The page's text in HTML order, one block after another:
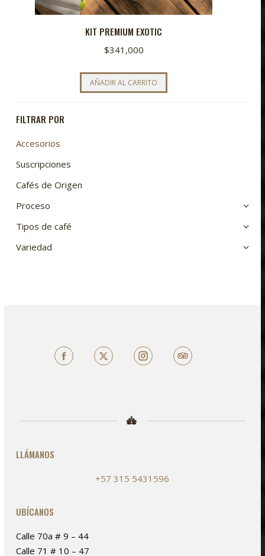
KIT PREMIUM EXOTIC
$341,000
AÑADIR AL CARRITO
FILTRAR POR
Accesorios
Suscripciones
Cafés de Origen
Proceso
Tipos de café
Variedad
FacebookX TripAdvisor
LLÁMANOS
+57 315 5431596
UBÍCANOS
Calle 70a # 9 – 44
Calle 71 # 10 – 47